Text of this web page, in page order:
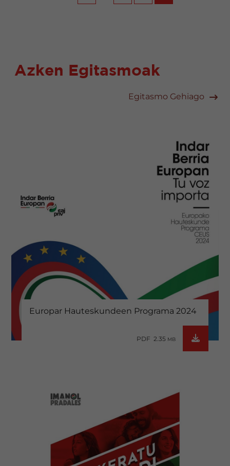
Azken Egitasmoak
Egitasmo Gehiago
Europar Hauteskundeen Programa 2024
PDF 2.35 MB